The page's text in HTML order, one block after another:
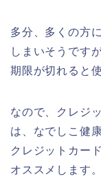
多分、多くの方
しまいそうです
期限が切れると
なので、クレジ
は、なでしこ健
クレジットカー
オススメします。